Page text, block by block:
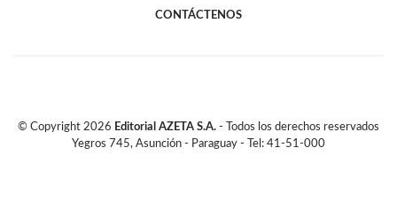
CONTÁCTENOS
© Copyright 2026 Editorial AZETA S.A. - Todos los derechos reservados
Yegros 745, Asunción - Paraguay - Tel: 41-51-000